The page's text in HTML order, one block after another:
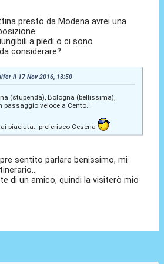
presto da Modena avrei una
a piedi o ci sono
considerare?
il 17 Nov 2016, 13:50
(stupenda), Bologna (bellissima),
passaggio veloce a Cento...
piaciuta...preferisco Cesena
sentito parlare benissimo, mi
di un amico, quindi la visiterò mio